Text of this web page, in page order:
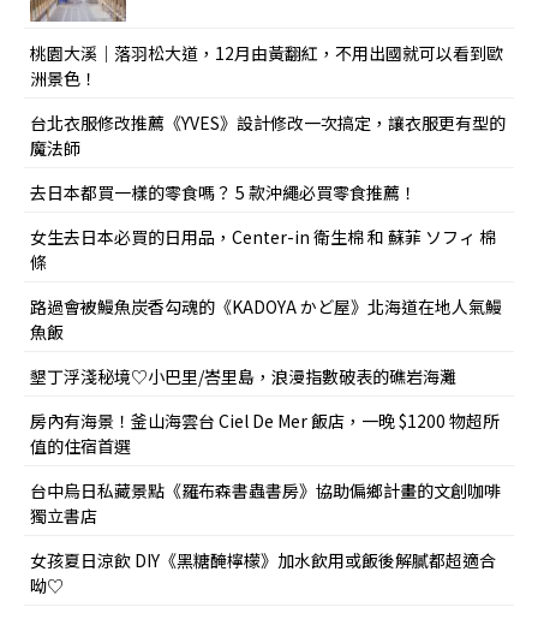
桃園大溪｜落羽松大道，12月由黃翻紅，不用出國就可以看到歐
洲景色！
台北衣服修改推薦《YVES》設計修改一次搞定，讓衣服更有型的
魔法師
去日本都買一樣的零食嗎？ 5 款沖繩必買零食推薦！
女生去日本必買的日用品，Center-in 衛生棉 和 蘇菲 ソフィ 棉
條
路過會被鰻魚炭香勾魂的《KADOYA かど屋》北海道在地人氣鰻
魚飯
墾丁浮淺秘境♡小巴里/峇里島，浪漫指數破表的礁岩海灘
房內有海景！釜山海雲台 Ciel De Mer 飯店，一晚 $1200 物超所
值的住宿首選
台中烏日私藏景點《羅布森書蟲書房》協助偏鄉計畫的文創咖啡
獨立書店
女孩夏日涼飲 DIY《黑糖醃檸檬》加水飲用或飯後解膩都超適合
呦♡